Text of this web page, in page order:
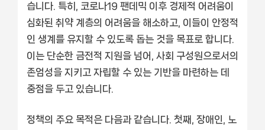
습니다. 특히, 코로나19 팬데믹 이후 경제적 어려움이
심화된 취약 계층의 어려움을 해소하고, 이들이 안정적
인 생계를 유지할 수 있도록 돕는 것을 목표로 합니다.
이는 단순한 금전적 지원을 넘어, 사회 구성원으로서의
존엄성을 지키고 자립할 수 있는 기반을 마련하는 데
중점을 두고 있습니다.
정책의 주요 목적은 다음과 같습니다. 첫째, 장애인, 노